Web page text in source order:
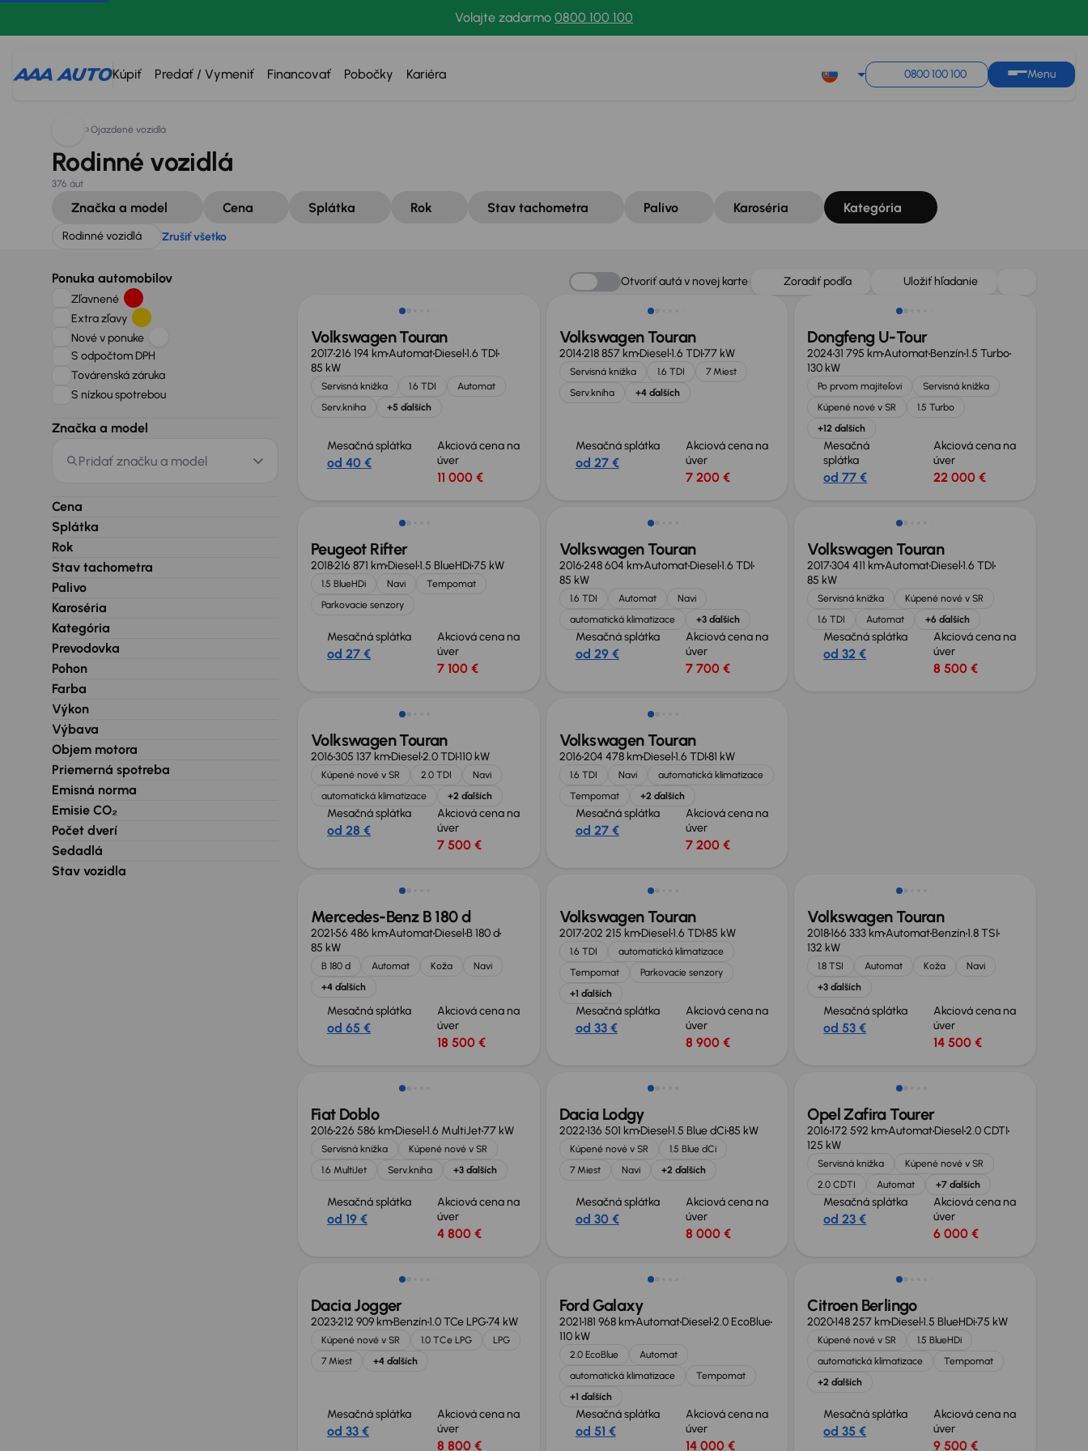
Volajte zadarmo 0800 100 100
Kúpiť Predať / Vymeniť Financovať Pobočky Kariéra 0800 100 100 Menu
Hľadáte: Zrušiť všetko
Ojazdené vozidlá
Rodinné vozidlá
376 áut
Značka a model Cena Splátka Rok Stav tachometra Palivo Karoséria Kategória
Rodinné vozidlá Zrušiť všetko
Ponuka automobilov
Zľavnené
Extra zľavy
Nové v ponuke
S odpočtom DPH
Továrenská záruka
S nízkou spotrebou
Značka a model
Pridať značku a model
Cena
Splátka
Rok
Stav tachometra
Palivo
Karoséria
Kategória
Prevodovka
Pohon
Farba
Výkon
Výbava
Objem motora
Priemerná spotreba
Emisná norma
Emisie CO₂
Počet dverí
Sedadlá
Stav vozidla
Otvoriť autá v novej karte Zoradiť podľa Uložiť hľadanie
Volkswagen Touran
2017216 194 kmAutomatDiesel1.6 TDI
85 kW
Servisná knižka 1.6 TDI
Automat
Serv.kniha
+5 ďalších
Mesačná splátka
od 40 €
Akciová cena na
úver
11 000 €
Nové v ponuke
Volkswagen Touran
2014218 857 kmDiesel1.6 TDI77 kW
Servisná knižka 1.6 TDI
7 Miest
Serv.kniha
+4 ďalších
Mesačná splátka
od 27 €
Akciová cena na
úver
7 200 €
Zlacnené o 2 600 €
Dongfeng U-Tour
202431 795 kmAutomatBenzín1.5 Turbo
130 kW
Po prvom majiteľovi
Servisná knižka
Kúpené nové v SR
1.5 Turbo
+12 ďalších
Mesačná
splátka
od 77 €
Akciová cena na
úver
22 000 €
Peugeot Rifter
2018216 871 kmDiesel1.5 BlueHDi75 kW
1.5 BlueHDi Navi
Tempomat
Parkovacie senzory
Mesačná splátka
od 27 €
Akciová cena na
úver
7 100 €
Volkswagen Touran
2016248 604 kmAutomatDiesel1.6 TDI
85 kW
1.6 TDI Automat
Navi
automatická klimatizace
+3 ďalších
Mesačná splátka
od 29 €
Akciová cena na
úver
7 700 €
Volkswagen Touran
2017304 411 kmAutomatDiesel1.6 TDI
85 kW
Servisná knižka
Kúpené nové v SR
1.6 TDI
Automat +6 ďalších
Mesačná splátka
od 32 €
Akciová cena na
úver
8 500 €
Volkswagen Touran
2016305 137 kmDiesel2.0 TDI110 kW
Kúpené nové v SR 2.0 TDI
Navi
automatická klimatizace
+2 ďalších
Mesačná splátka
od 28 €
Akciová cena na
úver
7 500 €
Volkswagen Touran
2016204 478 kmDiesel1.6 TDI81 kW
1.6 TDI Navi
automatická klimatizace
Tempomat
+2 ďalších
Mesačná splátka
od 27 €
Akciová cena na
úver
7 200 €
Mercedes-Benz B 180 d
202156 486 kmAutomatDiesel B 180 d
85 kW
B 180 d Automat Koža
Navi
+4 ďalších
Mesačná splátka
od 65 €
Akciová cena na
úver
18 500 €
Volkswagen Touran
2017202 215 kmDiesel1.6 TDI85 kW
1.6 TDI
automatická klimatizace
Tempomat
Parkovacie senzory
+1 ďalších
Mesačná splátka
od 33 €
Akciová cena na
úver
8 900 €
Volkswagen Touran
2018166 333 kmAutomatBenzín1.8 TSI
132 kW
1.8 TSI Automat Koža
Navi
+3 ďalších
Mesačná splátka
od 53 €
Akciová cena na
úver
14 500 €
Fiat Doblo
2016226 586 kmDiesel1.6 MultiJet77 kW
Servisná knižka
Kúpené nové v SR
1.6 MultiJet
Serv.kniha +3 ďalších
Mesačná splátka
od 19 €
Akciová cena na
úver
4 800 €
Dacia Lodgy
2022136 501 kmDiesel1.5 Blue dCi85 kW
Kúpené nové v SR
1.5 Blue dCi
7 Miest
Navi +2 ďalších
Mesačná splátka
od 30 €
Akciová cena na
úver
8 000 €
Opel Zafira Tourer
2016172 592 kmAutomatDiesel2.0 CDTI
125 kW
Servisná knižka
Kúpené nové v SR
2.0 CDTI
Automat +7 ďalších
Mesačná splátka
od 23 €
Akciová cena na
úver
6 000 €
Dacia Jogger
2023212 909 kmBenzín1.0 TCe LPG74 kW
Kúpené nové v SR 1.0 TCe LPG
LPG
7 Miest
+4 ďalších
Mesačná splátka
od 33 €
Akciová cena na
úver
8 800 €
Ford Galaxy
2021181 968 kmAutomatDiesel2.0 EcoBlue
110 kW
2.0 EcoBlue
Automat
automatická klimatizace
Tempomat
+1 ďalších
Mesačná splátka
od 51 €
Akciová cena na
úver
14 000 €
Citroen Berlingo
2020148 257 kmDiesel1.5 BlueHDi75 kW
Kúpené nové v SR
1.5 BlueHDi
automatická klimatizace
Tempomat
+2 ďalších
Mesačná splátka
od 35 €
Akciová cena na
úver
9 500 €